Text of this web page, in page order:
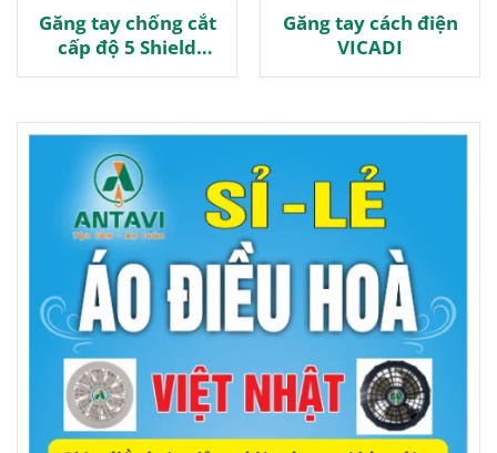
Găng tay chống cắt
cấp độ 5 Shield
Jogger
Găng tay cách điện
VICADI